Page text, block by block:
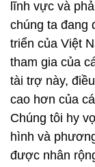
lĩnh vực và
chúng ta đang
triển của Việt
tham gia của
tài trợ này,
cao hơn của
Chúng tôi hy
hình và
được nhân